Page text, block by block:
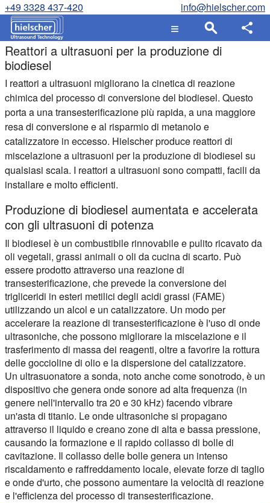
+49 3328 437-420 info@hielscher.com
Reattori a ultrasuoni per la produzione di
biodiesel
I reattori a ultrasuoni migliorano la cinetica di reazione
chimica del processo di conversione del biodiesel. Questo
porta a una transesterificazione più rapida, a una maggiore
resa di conversione e al risparmio di metanolo e
catalizzatore in eccesso. Hielscher produce reattori di
miscelazione a ultrasuoni per la produzione di biodiesel su
qualsiasi scala. I reattori a ultrasuoni sono compatti, facili da
installare e molto efficienti.
Produzione di biodiesel aumentata e accelerata
con gli ultrasuoni di potenza
Il biodiesel è un combustibile rinnovabile e pulito ricavato da
oli vegetali, grassi animali o oli da cucina di scarto. Può
essere prodotto attraverso una reazione di
transesterificazione, che prevede la conversione dei
trigliceridi in esteri metilici degli acidi grassi (FAME)
utilizzando un alcol e un catalizzatore. Un modo per
accelerare la reazione di transesterificazione è l'uso di onde
ultrasoniche, che possono migliorare la miscelazione e il
trasferimento di massa dei reagenti, oltre a favorire la rottura
delle goccioline di olio e la dispersione del catalizzatore.
Un ultrasuonatore a sonda, noto anche come sonotrodo, è un
dispositivo che genera onde sonore ad alta frequenza (in
genere nell'intervallo tra 20 e 30 kHz) facendo vibrare
un'asta di titanio. Le onde ultrasoniche si propagano
attraverso il liquido e creano zone di alta e bassa pressione,
causando la formazione e il rapido collasso di bolle di
cavitazione. Il collasso delle bolle genera un intenso
riscaldamento e raffreddamento locale, elevate forze di taglio
e onde d'urto, che possono aumentare la velocità di reazione
e l'efficienza del processo di transesterificazione.